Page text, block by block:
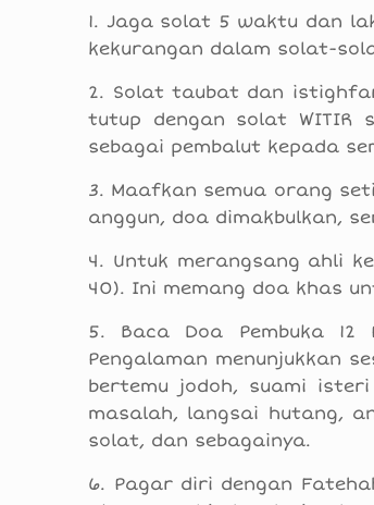
1. Jaga solat 5 waktu dan
kekurangan dalam solat-
2. Solat taubat dan
tutup dengan solat WITIR
sebagai pembalut kepada
3. Maafkan semua orang
anggun, doa dimakbulkan,
4. Untuk merangsang ahli
40). Ini memang doa khas
5. Baca Doa Pembuka
Pengalaman menunjukkan
bertemu jodoh, suami
masalah, langsai hutang,
solat, dan sebagainya.
6. Pagar diri dengan